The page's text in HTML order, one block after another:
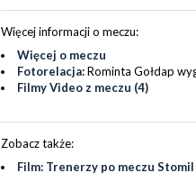
Więcej informacji o meczu:
Więcej o meczu
Fotorelacja:Rominta Gołdap
Filmy Video z meczu (4)
Zobacz także:
Film: Trenerzy po meczu